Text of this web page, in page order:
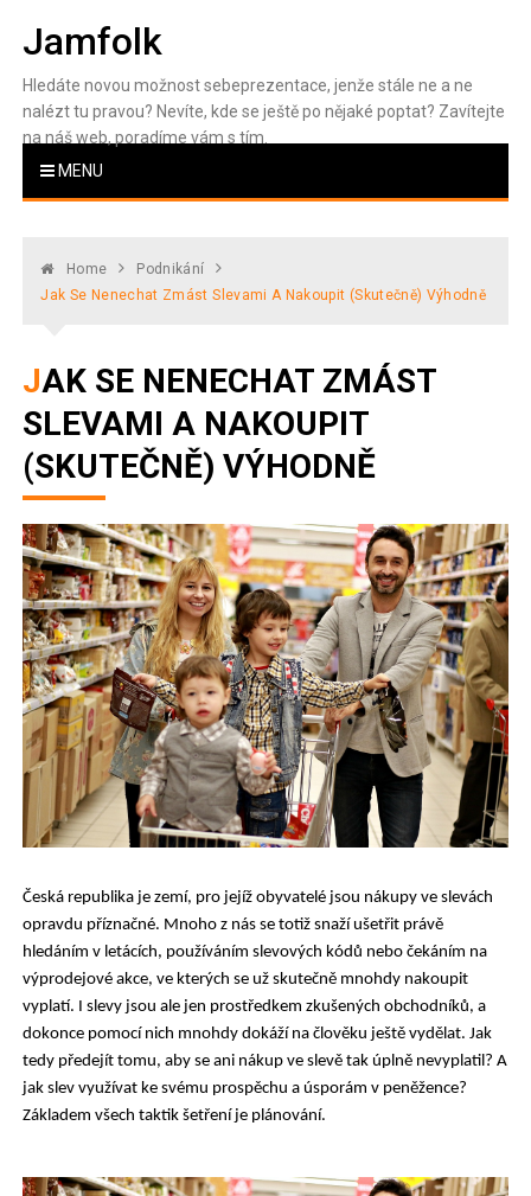
Jamfolk
Hledáte novou možnost sebeprezentace, jenže stále ne a ne
nalézt tu pravou? Nevíte, kde se ještě po nějaké poptat? Zavítejte
na náš web, poradíme vám s tím.
MENU
Home
Podnikání
Jak Se Nenechat Zmást Slevami A Nakoupit (skutečně) Výhodně
JAK SE NENECHAT ZMÁST
SLEVAMI A NAKOUPIT
(SKUTEČNĚ) VÝHODNĚ
Česká republika je zemí, pro jejíž obyvatelé jsou nákupy ve slevách
opravdu příznačné. Mnoho z nás se totiž snaží ušetřit právě
hledáním v letácích, používáním slevových kódů nebo čekáním na
výprodejové akce, ve kterých se už skutečně mnohdy nakoupit
vyplatí. I slevy jsou ale jen prostředkem zkušených obchodníků, a
dokonce pomocí nich mnohdy dokáží na člověku ještě vydělat. Jak
tedy předejít tomu, aby se ani nákup ve slevě tak úplně nevyplatil? A
jak slev využívat ke svému prospěchu a úsporám v peněžence?
Základem všech taktik šetření je plánování.